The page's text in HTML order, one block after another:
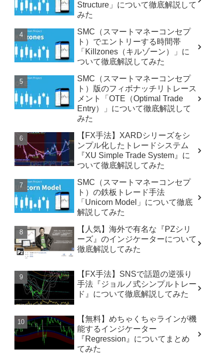
Structure」について徹底解説して
みた
SMC（スマートマネーコンセプ
ト）でエントリーする時間帯
「Killzones（キルゾーン）」に
ついて徹底解説してみた
SMC（スマートマネーコンセプ
ト）版のフィボナッチリトレース
メント「OTE（Optimal Trade
Entry）」について徹底解説して
みた
【FX手法】XARDシリーズをシ
ンプル化したトレードシステム
『XU Simple Trade System』に
ついて徹底解説してみた
SMC（スマートマネーコンセプ
ト）の鉄板トレード手法
「Unicorn Model」について徹底
解説してみた
【人気】海外で有名な『PZシリ
ーズ』のインジケーターについて
徹底解説してみた
【FX手法】SNSで話題の逆張り
手法『ジョルノ式シンプルトレー
ド』について徹底解説してみた
【無料】めちゃくちゃラインが機
能するインジケーター
『Regression』についてまとめ
てみた